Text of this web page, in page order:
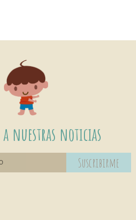
a nuestras noticias
Suscribirme